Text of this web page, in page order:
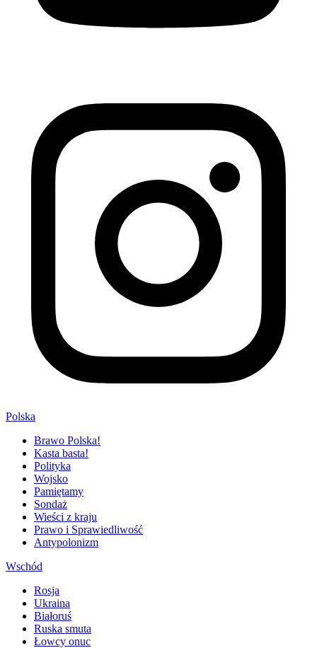
Polska
Brawo Polska!
Kasta basta!
Polityka
Wojsko
Pamiętamy
Sondaż
Wieści z kraju
Prawo i Sprawiedliwość
Antypolonizm
Wschód
Rosja
Ukraina
Białoruś
Ruska smuta
Łowcy onuc